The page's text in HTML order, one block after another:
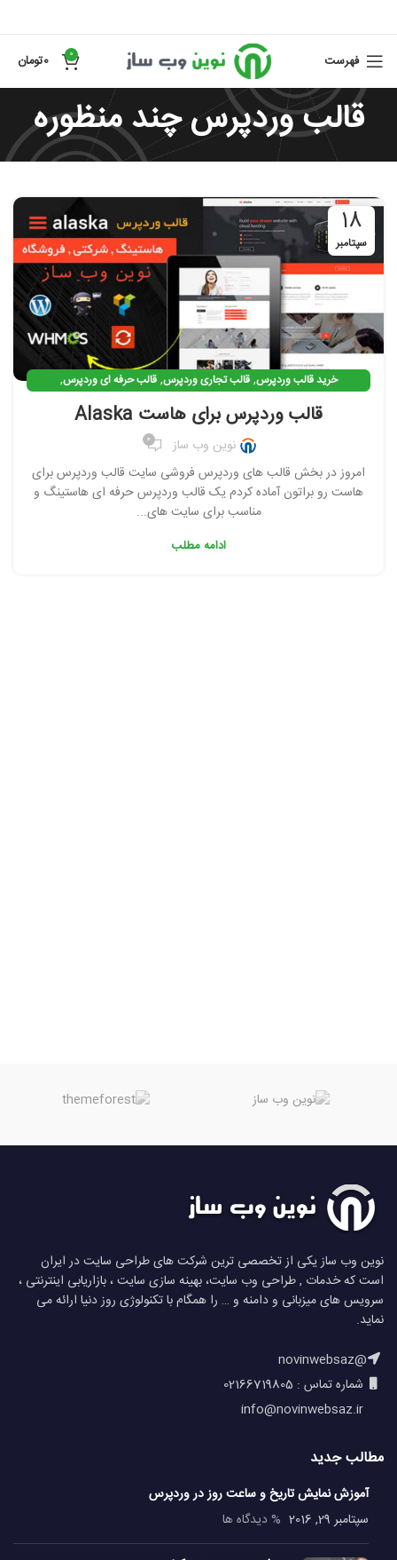
فهرست 0
0تومان
قالب وردپرس چند منظوره
18
سپتامبر
خرید قالب وردپرس,قالب تجاری وردپرس,قالب حرفه ای وردپرس,
قالب شرکتی وردپرس قالب فروشگاهی وردپرس قالب وردپرس
قالب وردپرس چند منظوره,قالب وردپرس غیر رایگان, قالب وردپرس هاستینگ
قالب وردپرس ویژه
قالب وردپرس برای هاست Alaska
نوین وب ساز 0
امروز در بخش قالب های وردپرس فروشی سایت قالب وردپرس برای
هاست رو براتون آماده کردم یک قالب وردپرس حرفه ای هاستینگ و
مناسب برای سایت های...
ادامه مطلب
نوین وب ساز یکی از تخصصی ترین شرکت های طراحی سایت در ایران
است که خدمات , طراحی وب سایت، بهینه سازی سایت ، بازاریابی اینترنتی ،
سرویس های میزبانی و دامنه و … را همگام با تکنولوژی روز دنیا ارائه می
نماید.
@novinwebsaz
شماره تماس : 02166719805
مطالب جدید
آموزش نمایش تاریخ و ساعت روز در وردپرس
سپتامبر 29, 2016
% دیدگاه ها